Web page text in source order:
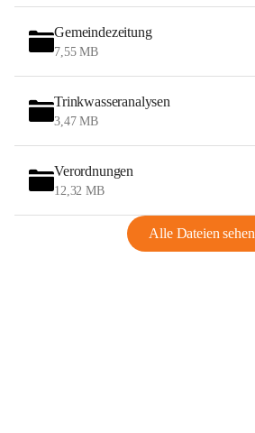
Gemeindezeitung
7,55 MB
Trinkwasseranalysen
3,47 MB
Verordnungen
12,32 MB
Alle Dateien sehen